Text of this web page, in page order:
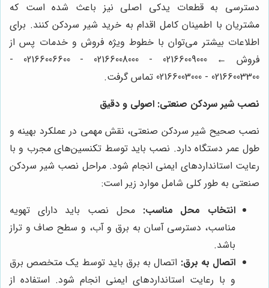
دسترسی به قطعات یدکی اصلی نیز باعث شده است که
مشتریان با اطمینان کامل اقدام به خرید شیر سردکن کنند. برای
اطلاعات بیشتر می‌توان با خطوط ویژه فروش و خدمات پس از
فروش ← 02166009000 - 02166008000 - 02166006600 -
02166003300 - 02166003000 تماس گرفت.
نصب شیر سردکن صنعتی: اصولی و دقیق
نصب صحیح شیر سردکن صنعتی، نقش مهمی در عملکرد بهینه و
طول عمر دستگاه دارد. نصب باید توسط تکنسین‌های مجرب و با
رعایت استانداردهای ایمنی انجام شود. مراحل نصب شیر سردکن
صنعتی به طور کلی شامل موارد زیر است:
انتخاب محل مناسب: محل نصب باید دارای تهویه
مناسب، دسترسی آسان به برق و آب، و سطح صاف و تراز
باشد.
اتصال به برق: اتصال به برق باید توسط یک متخصص برق
و با رعایت استانداردهای ایمنی انجام شود. استفاده از